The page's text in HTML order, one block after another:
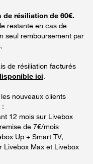
de résiliation de 60€.
restante en cas de
seul remboursement par
de résiliation facturés
ici.
nouveaux clients
:
12 mois sur Livebox
de 7€/mois
Up + Smart TV,
Livebox Max et Livebox